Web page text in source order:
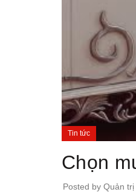
Tin tức
Chọn
Posted by Quản trị